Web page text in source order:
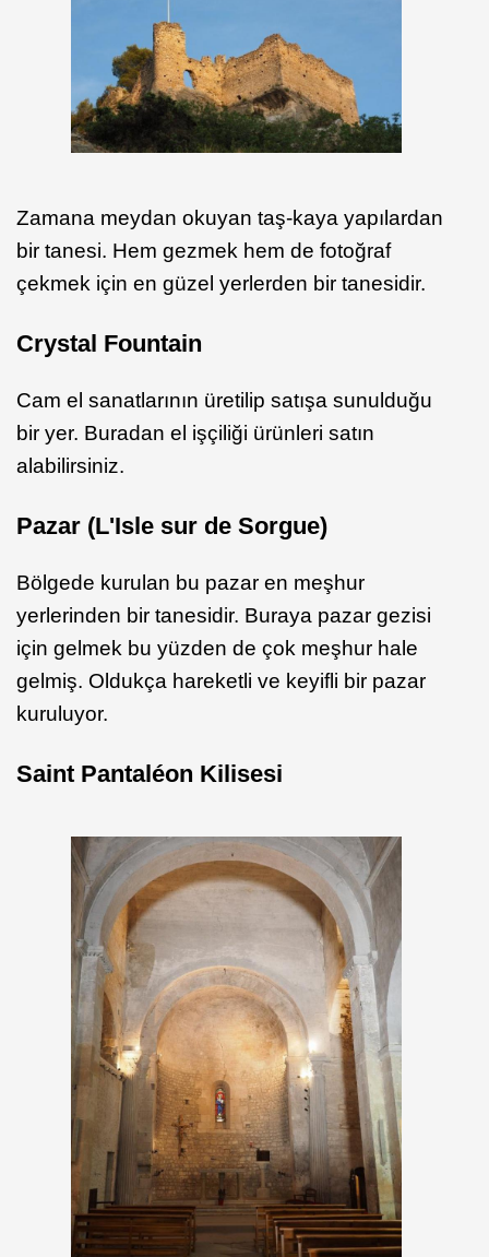
Zamana meydan okuyan taş-kaya yapılardan
bir tanesi. Hem gezmek hem de fotoğraf
çekmek için en güzel yerlerden bir tanesidir.
Crystal Fountain
Cam el sanatlarının üretilip satışa sunulduğu
bir yer. Buradan el işçiliği ürünleri satın
alabilirsiniz.
Pazar (L'Isle sur de Sorgue)
Bölgede kurulan bu pazar en meşhur
yerlerinden bir tanesidir. Buraya pazar gezisi
için gelmek bu yüzden de çok meşhur hale
gelmiş. Oldukça hareketli ve keyifli bir pazar
kuruluyor.
Saint Pantaléon Kilisesi